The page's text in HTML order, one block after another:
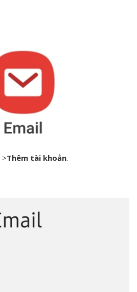
>Thêm tài khoản.